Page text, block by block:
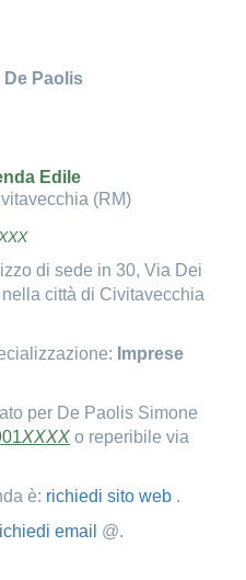
De Paolis
Edile
(RM)
di sede in 30, Via Dei
città di Civitavecchia
Imprese
per De Paolis Simone
XXXX o reperibile via
è: richiedi sito web .
email @.